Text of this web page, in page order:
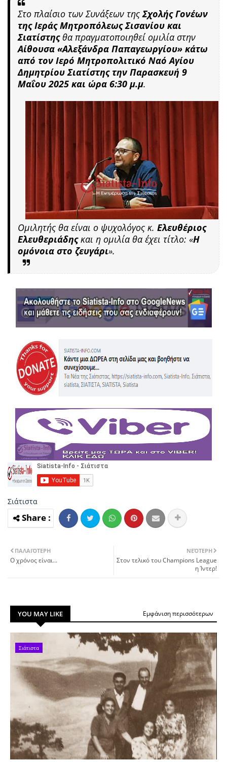
Στο πλαίσιο των Συνάξεων της Σχολής Γονέων
της Ιεράς Μητροπόλεως Σισανίου και
Σιατίστηςθα πραγματοποιηθεί ομιλία στην
Αίθουσα «Αλεξάνδρα Παπαγεωργίου» κάτω
από τον Ιερό Μητροπολιτικό Ναό Αγίου
Δημητρίου Σιατίστης την Παρασκευή 9
Μαΐου 2025 και ώρα 6:30 μ.μ.
Ομιλητής θα είναι ο ψυχολόγος κ. Ελευθέριος
Ελευθεριάδηςκαι η ομιλία θα έχει τίτλο: «Η
ομόνοια στο ζευγάρι».
Σιάτιστα
ΝΕΌΤΕΡΗ
Στον τελικό του Champions League
η Ίντερ!
ΠΑΛΑΙΌΤΕΡΗ
Ο χρόνος είναι...
YOU MAY LIKE Εμφάνιση περισσότερων
Σιάτιστα